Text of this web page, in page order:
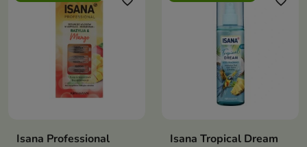
Isana Professional
Isana Tropical Dream